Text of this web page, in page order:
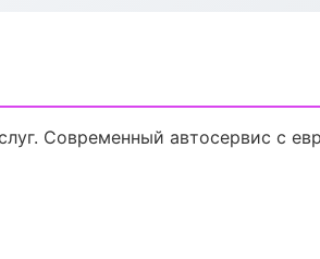
Современный автосервис с